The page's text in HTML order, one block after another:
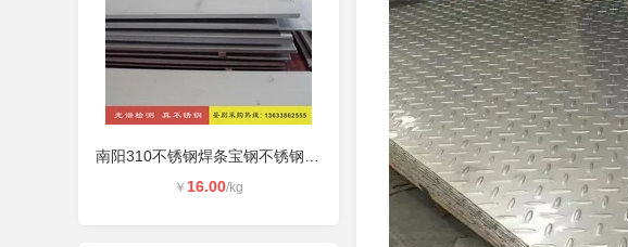
￥ 16.00/kg